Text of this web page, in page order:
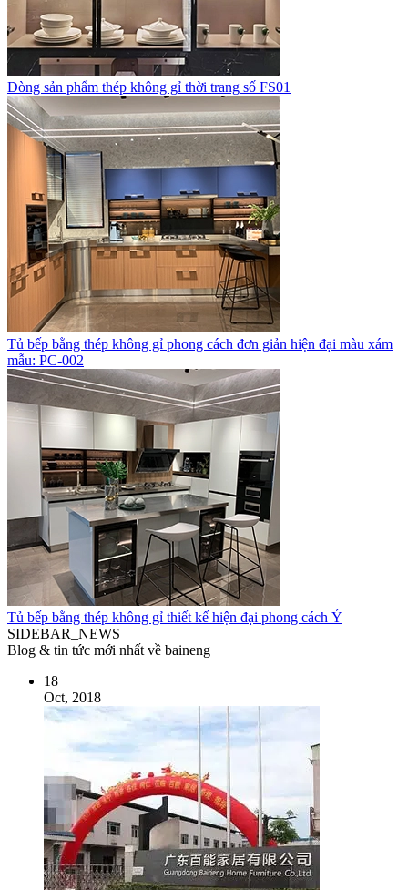
Dòng sản phẩm thép không gỉ thời trang số FS01
Tủ bếp bằng thép không gỉ phong cách đơn giản hiện đại màu xám
mẫu: PC-002
Tủ bếp bằng thép không gỉ thiết kế hiện đại phong cách Ý
SIDEBAR_NEWS
Blog & tin tức mới nhất về baineng
18
Oct, 2018